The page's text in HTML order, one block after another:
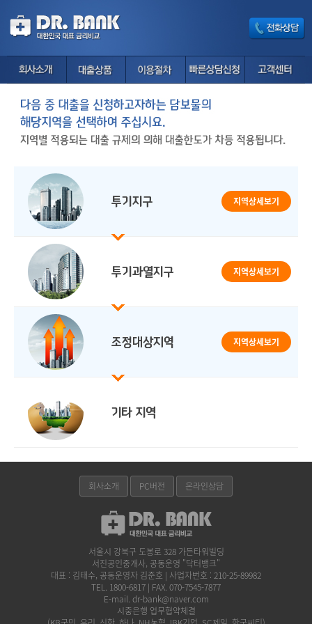
지역상세보기
지역상세보기
지역상세보기
회사소개 PC버전 온라인상담
서울시 강북구 도봉로 328 가든타워빌딩
서진공인중개사, 공동운영 "닥터뱅크"
대표 : 김태수, 공동운영자 김준호 | 사업자번호 : 210-25-89982
TEL. 1800-6817 | FAX. 070-7545-7877
E-mail. dr-bank@naver.com
시중은행 업무협약체결